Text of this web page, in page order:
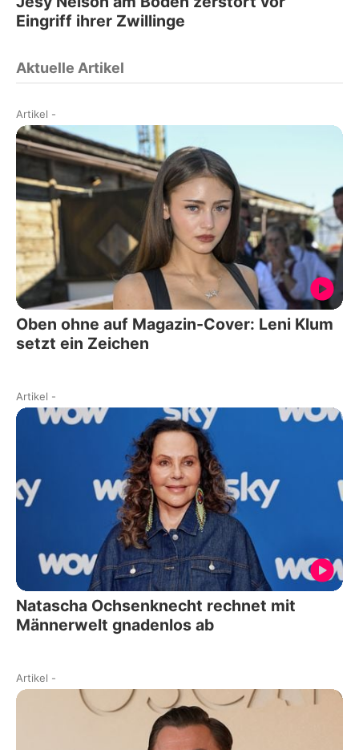
Eingriff ihrer Zwillinge
Aktuelle Artikel
Artikel -
Oben ohne auf Magazin-Cover: Leni Klum
setzt ein Zeichen
Artikel -
Natascha Ochsenknecht rechnet mit
Männerwelt gnadenlos ab
Artikel -